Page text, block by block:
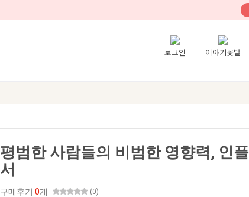
로그인 이야기꽃밭
평범한 사람들의 비범한 영향력, 인
서
구매후기 0개 (0)